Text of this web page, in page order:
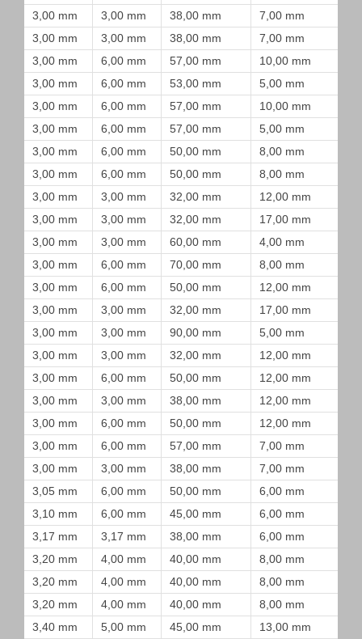
3,00 mm
3,00 mm 38,00 mm
7,00 mm
3,00 mm
3,00 mm 38,00 mm
7,00 mm
3,00 mm
6,00 mm 57,00 mm
10,00 mm
3,00 mm
6,00 mm 53,00 mm
5,00 mm
3,00 mm
6,00 mm 57,00 mm
10,00 mm
3,00 mm
6,00 mm 57,00 mm
5,00 mm
3,00 mm
6,00 mm 50,00 mm
8,00 mm
3,00 mm
6,00 mm 50,00 mm
8,00 mm
3,00 mm
3,00 mm 32,00 mm
12,00 mm
3,00 mm
3,00 mm 32,00 mm
17,00 mm
3,00 mm
3,00 mm 60,00 mm
4,00 mm
3,00 mm
6,00 mm 70,00 mm
8,00 mm
3,00 mm
6,00 mm 50,00 mm
12,00 mm
3,00 mm
3,00 mm 32,00 mm
17,00 mm
3,00 mm
3,00 mm 90,00 mm
5,00 mm
3,00 mm
3,00 mm 32,00 mm
12,00 mm
3,00 mm
6,00 mm 50,00 mm
12,00 mm
3,00 mm
3,00 mm 38,00 mm
12,00 mm
3,00 mm
6,00 mm 50,00 mm
12,00 mm
3,00 mm
6,00 mm 57,00 mm
7,00 mm
3,00 mm
3,00 mm 38,00 mm
7,00 mm
3,05 mm
6,00 mm 50,00 mm
6,00 mm
3,10 mm
6,00 mm 45,00 mm
6,00 mm
3,17 mm
3,17 mm 38,00 mm
6,00 mm
3,20 mm
4,00 mm 40,00 mm
8,00 mm
3,20 mm
4,00 mm 40,00 mm
8,00 mm
3,20 mm
4,00 mm 40,00 mm
8,00 mm
3,40 mm
5,00 mm 45,00 mm 13,00 mm